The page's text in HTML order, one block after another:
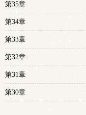
第35章
第34章
第33章
第32章
第31章
第30章